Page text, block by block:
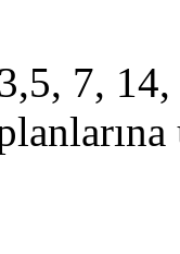
7,